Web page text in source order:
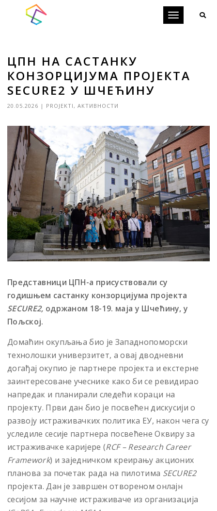
Toggle
ЦПН НА САСТАНКУ
КОНЗОРЦИЈУМА ПРОЈЕКТА
SECURE2 У ШЧЕЋИНУ
20.05.2026 | PROJEKTI, АКТИВНОСТИ
Представници ЦПН-а присуствовали су
годишњем састанку конзорцијума пројекта
SECURE2, одржаном 18-19. маја у Шчећину, у
Пољској.
Домаћин окупљања био је Западнопоморски
технолошки универзитет, а овај дводневни
догађај окупио је партнере пројекта и екстерне
заинтересоване учеснике како би се ревидирао
напредак и планирали следећи кораци на
пројекту. Први дан био је посвећен дискусији о
развоју истраживачких политика ЕУ, након чега су
уследиле сесије партнера посвећене Оквиру за
истраживачкe каријерe (RCF – Research Career
Framework) и заједничком креирању акционих
планова за почетак рада на пилотима SECURE2
пројекта. Дан је завршен отвореном онлајн
сесијом за научне истраживаче из организација